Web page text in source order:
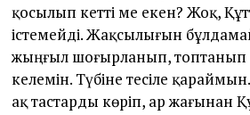
қосылып кетті ме екен? Жоқ,
істемейді. Жақсылығын
жыңғыл шоғырланып, топтанып
келемін. Түбіне тесіле
ақ тастарды көріп, ар жағынан